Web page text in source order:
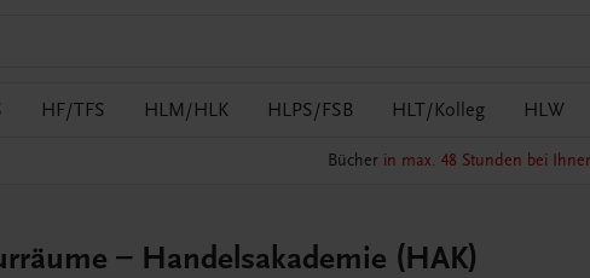
HF/TFS HLM/HLK HLPS/FSB HLT/Kolleg HLW
Bücher in max. 48 Stunden bei
– Handelsakademie (HAK)